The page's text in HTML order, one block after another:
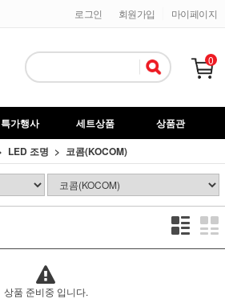
마이페이지
회원가입
로그인
0
특가행사 세트상품
상품관
LED 조명 코콤(KOCOM)
상품 준비중 입니다.